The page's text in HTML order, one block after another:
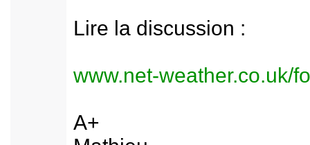
Lire la discussion :
www.net-weather.co.uk/
A+